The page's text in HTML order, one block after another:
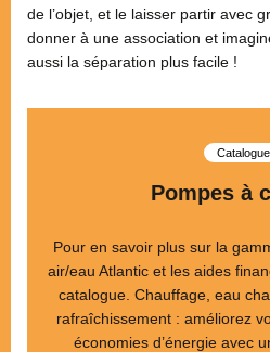
de l’objet, et le laisser partir avec
donner à une association et
aussi la séparation plus facile !
Catalogue
Pompes à
Pour en savoir plus sur la
air/eau Atlantic et les aides
catalogue. Chauffage, eau
rafraîchissement : améliorez
économies d’énergie avec